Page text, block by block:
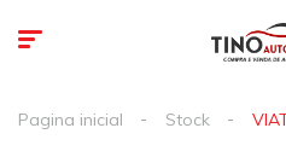
Pagina inicial Stock